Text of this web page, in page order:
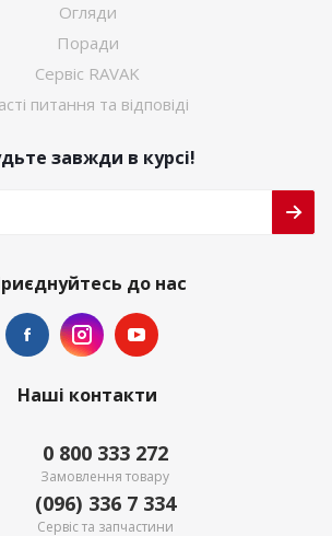
Огляди
Поради
Сервіс RAVAK
питання та відповіді
завжди в курсі!
до нас
Наші контакти
0 800 333 272
Замовлення товару
(096) 336 7 334
Сервіс та запчастини